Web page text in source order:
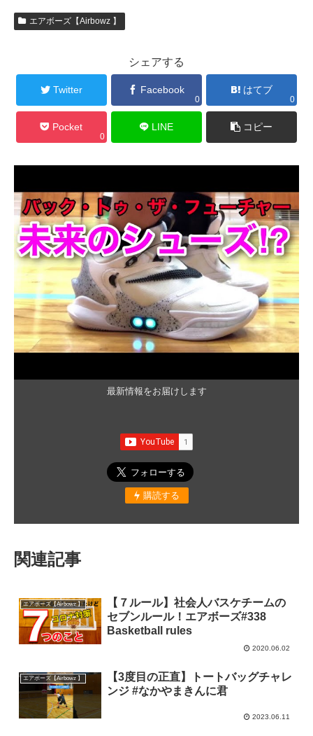
エアボーズ【Airbowz 】
シェアする
Twitter Facebook
0
はてブ
0
Pocket
0
LINE コピー
最新情報をお届けします
購読する
関連記事
エアボーズ【Airbowz 】
【７ルール】社会人バスケチームの
セブンルール！エアボーズ#338
Basketball rules
2020.06.02
エアボーズ【Airbowz 】
【3度目の正直】トートバッグチャレ
ンジ #なかやまきんに君
2023.06.11